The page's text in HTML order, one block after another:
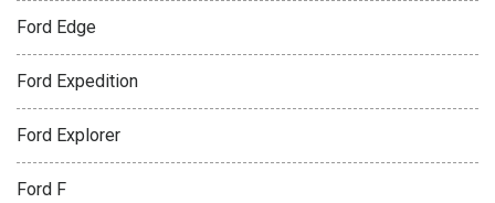
Ford Edge
Ford Expedition
Ford Explorer
Ford F